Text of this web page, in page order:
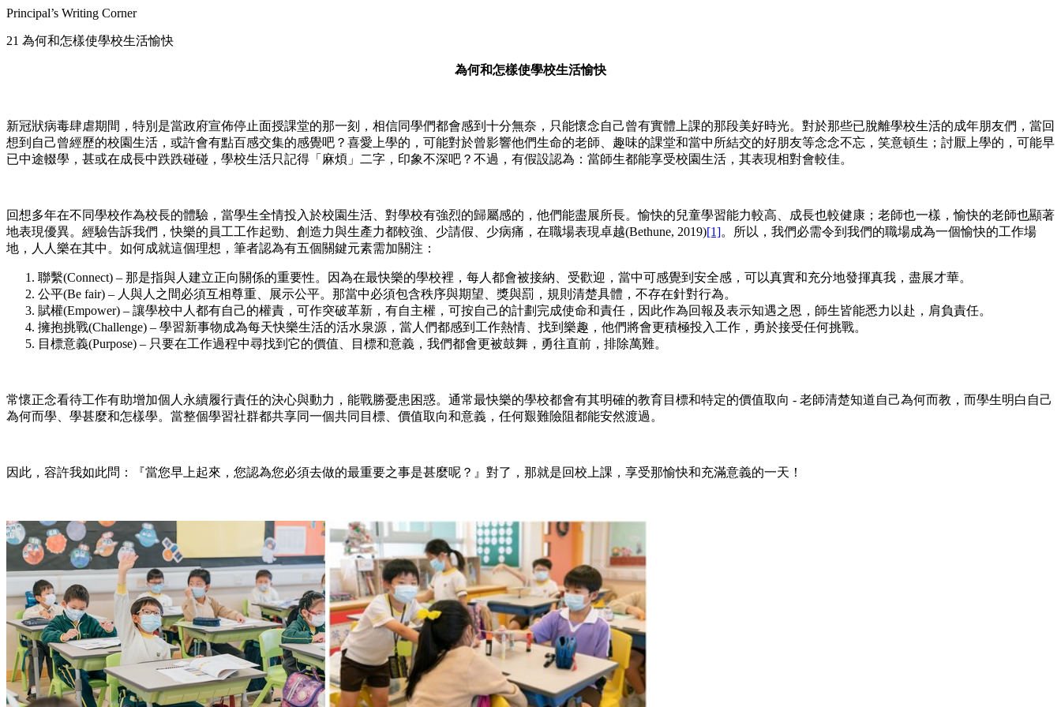
Principal’s Writing Corner
21 為何和怎樣使學校生活愉快
為何和怎樣使學校生活愉快
新冠狀病毒肆虐期間，特別是當政府宣佈停止面授課堂的那一刻，相信同學們都會感到十分無奈，只能懷念自己曾有實體上課的那段美好時光。對於那些已脫離學校生活的成年朋友們，當回
想到自己曾經歷的校園生活，或許會有點百感交集的感覺吧？喜愛上學的，可能對於曾影響他們生命的老師、趣味的課堂和當中所結交的好朋友等念念不忘，笑意頓生；討厭上學的，可能早
已中途輟學，甚或在成長中跌跌碰碰，學校生活只記得「麻煩」二字，印象不深吧？不過，有假設認為：當師生都能享受校園生活，其表現相對會較佳。
回想多年在不同學校作為校長的體驗，當學生全情投入於校園生活、對學校有強烈的歸屬感的，他們能盡展所長。愉快的兒童學習能力較高、成長也較健康；老師也一樣，愉快的老師也顯著
地表現優異。經驗告訴我們，快樂的員工工作起勁、創造力與生產力都較強、少請假、少病痛，在職場表現卓越(Bethune, 2019)[1]。所以，我們必需令到我們的職場成為一個愉快的工作場
地，人人樂在其中。如何成就這個理想，筆者認為有五個關鍵元素需加關注：
聯繫(Connect) – 那是指與人建立正向關係的重要性。因為在最快樂的學校裡，每人都會被接納、受歡迎，當中可感覺到安全感，可以真實和充分地發揮真我，盡展才華。
公平(Be fair) – 人與人之間必須互相尊重、展示公平。那當中必須包含秩序與期望、獎與罰，規則清楚具體，不存在針對行為。
賦權(Empower) – 讓學校中人都有自己的權責，可作突破革新，有自主權，可按自己的計劃完成使命和責任，因此作為回報及表示知遇之恩，師生皆能悉力以赴，肩負責任。
擁抱挑戰(Challenge) – 學習新事物成為每天快樂生活的活水泉源，當人們都感到工作熱情、找到樂趣，他們將會更積極投入工作，勇於接受任何挑戰。
目標意義(Purpose) – 只要在工作過程中尋找到它的價值、目標和意義，我們都會更被鼓舞，勇往直前，排除萬難。
常懷正念看待工作有助增加個人永續履行責任的決心與動力，能戰勝憂患困惑。通常最快樂的學校都會有其明確的教育目標和特定的價值取向 - 老師清楚知道自己為何而教，而學生明白自己
為何而學、學甚麼和怎樣學。當整個學習社群都共享同一個共同目標、價值取向和意義，任何艱難險阻都能安然渡過。
因此，容許我如此問：『當您早上起來，您認為您必須去做的最重要之事是甚麼呢？』對了，那就是回校上課，享受那愉快和充滿意義的一天！